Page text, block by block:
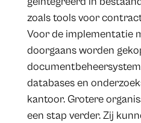
zoals tools voor
Voor de implementatie
doorgaans worden
databases en
kantoor. Grotere
een stap verder. Zij